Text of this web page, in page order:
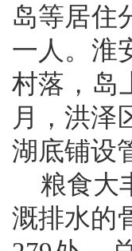
岛等居住
一人。淮
村落，岛
月，洪泽
湖底铺设
粮食大
溉排水的